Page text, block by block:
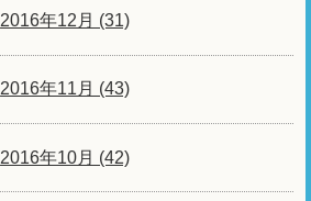
2016年12月 (31)
2016年11月 (43)
2016年10月 (42)